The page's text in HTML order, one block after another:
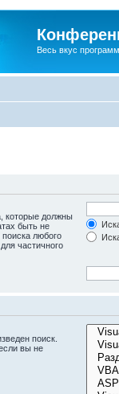
Весь вкус
которые должны
быть не
поиска любого
частичного
поиск.
вы не